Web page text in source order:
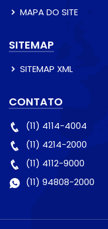
MAPA DO SITE
SITEMAP
SITEMAP XML
CONTATO
(11) 4114-4004
(11) 4214-2000
(11) 4112-9000
(11) 94808-2000